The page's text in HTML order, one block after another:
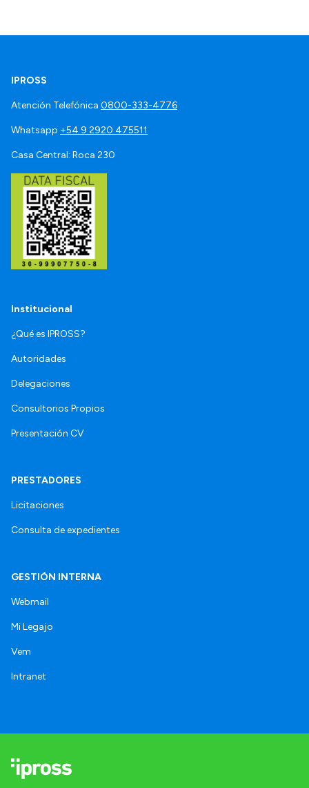
IPROSS
Atención Telefónica 0800-333-4776
Whatsapp +54 9 2920 475511
Casa Central: Roca 230
Institucional
¿Qué es IPROSS?
Autoridades
Delegaciones
Consultorios Propios
Presentación CV
PRESTADORES
Licitaciones
Consulta de expedientes
GESTIÓN INTERNA
Webmail
Mi Legajo
Vem
Intranet